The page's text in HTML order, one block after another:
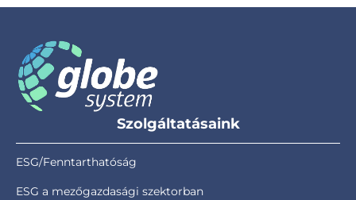
Szolgáltatásaink
ESG/Fenntarthatóság
ESG a mezőgazdasági szektorban